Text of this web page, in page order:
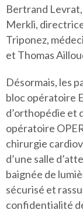
Bertrand
Merkli,
Triponez,
et Thomas
Désormais, les
bloc opératoire
d’orthopédie et
opératoire
chirurgie
d’une salle
baignée de
sécurisé et
confidentialité